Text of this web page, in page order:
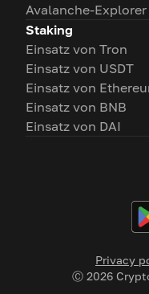
Privacy
Ⓒ 2026
Avalanche-Explorer
Staking
Einsatz von Tron
Einsatz von USDT
Einsatz von
Einsatz von BNB
Einsatz von DAI